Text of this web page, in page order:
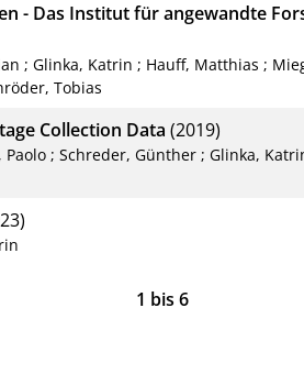
- Das Institut für angewandte
;Glinka, Katrin ; Hauff, Matthias ;
Tobias
Collection Data (2019)
Paolo ;Schreder, Günther ; Glinka,
1 bis 6